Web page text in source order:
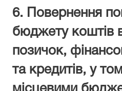
6. Повернення
бюджету коштів
позичок,
та кредитів, у